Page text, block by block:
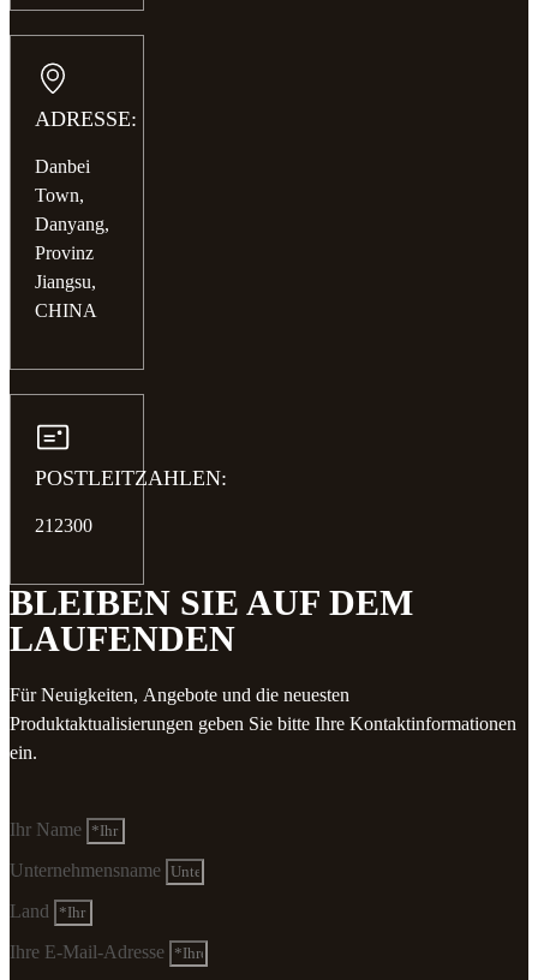
ADRESSE:
Danbei
Town,
Danyang,
Provinz
Jiangsu,
CHINA
POSTLEITZAHLEN:
212300
BLEIBEN SIE AUF DEM
LAUFENDEN
Für Neuigkeiten, Angebote und die neuesten
Produktaktualisierungen geben Sie bitte Ihre Kontaktinformationen
ein.
Ihr Name
Unternehmensname
Land
Ihre E-Mail-Adresse